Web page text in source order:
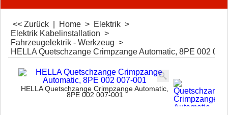
<< Zurück Home > Elektrik >
Elektrik Kabelinstallation >
Fahrzeugelektrik - Werkzeug >
HELLA Quetschzange Crimpzange Automatic, 8PE 002
HELLA Quetschzange Crimpzange Automatic,
8PE 002 007-001